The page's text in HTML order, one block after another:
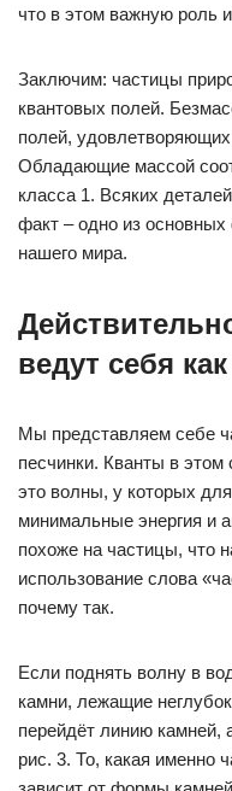
что в этом важную роль
Заключим: частицы
квантовых полей.
полей,
Обладающие массой
класса 1. Всяких
факт – одно из
нашего мира.
ведут себя
Мы представляем себе
песчинки. Кванты в
это волны, у которых
минимальные энергия и
похоже на частицы, что
использование слова
почему так.
Если поднять волну в
камни, лежащие
перейдёт линию камней,
рис. 3. То, какая именно